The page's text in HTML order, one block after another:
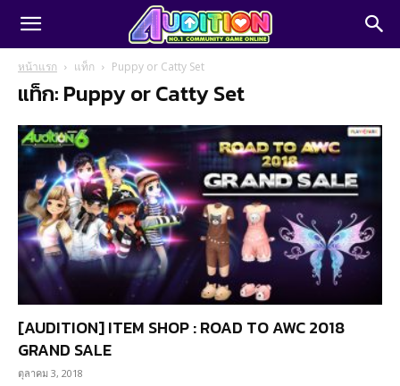
หน้าแรก แท็ก Puppy or Catty Set
แท็ก: Puppy or Catty Set
[AUDITION] ITEM SHOP : ROAD TO AWC 2018
GRAND SALE
ตุลาคม 3, 2018